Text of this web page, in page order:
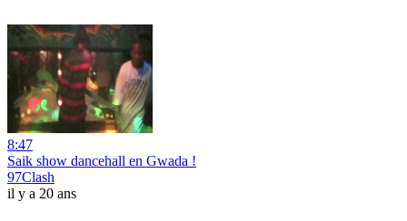
8:47
Saik show dancehall en Gwada !
97Clash
il y a 20 ans